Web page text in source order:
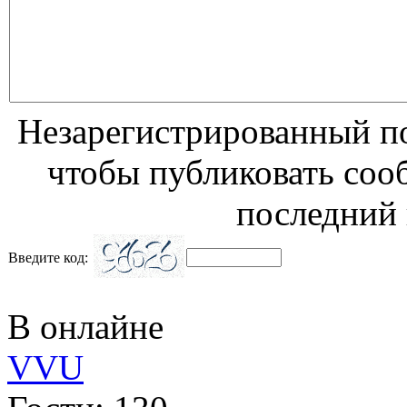
Незарегистрированный
чтобы публиковать
Введите код:
В онлайне
VVU